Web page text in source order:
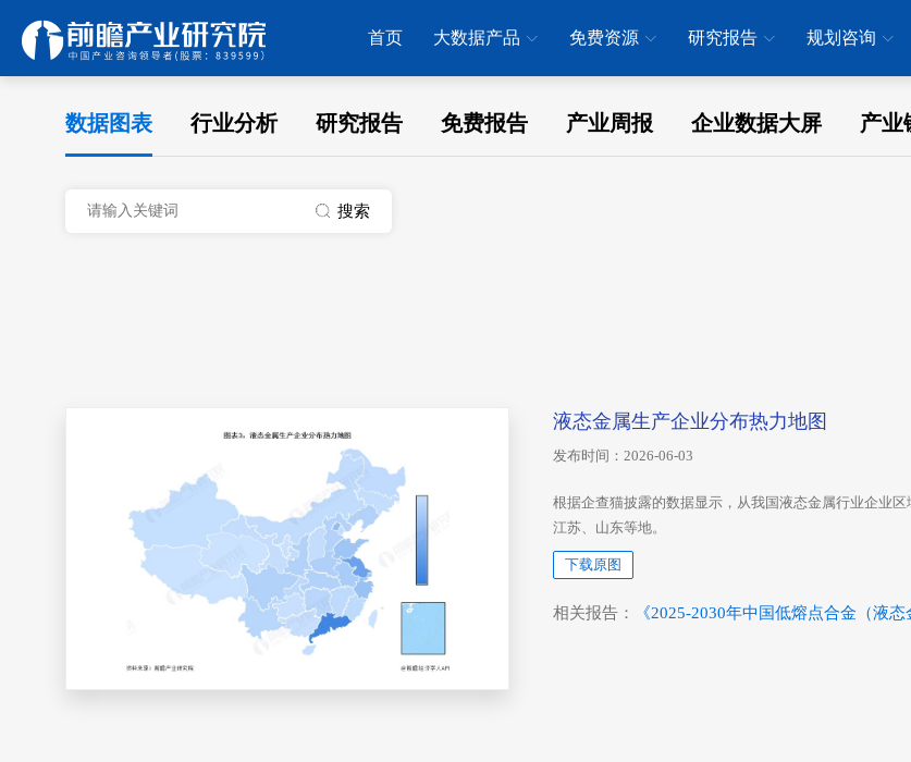
首页 大数据产品 免费资源 研究报告 规划咨询
数据图表 行业分析 研究报告 免费报告 产业周报 企业数据大屏 产业
搜索
液态金属生产企业分布热力地图
发布时间：2026-06-03
根据企查猫披露的数据显示，从我国液态金属行业企业
江苏、山东等地。
下载原图
相关报告： 《2025-2030年中国低熔点合金（液